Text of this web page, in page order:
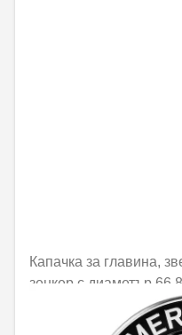
Капачка за главина,
зенкер с диаметър
25,21 € / 49,31 лв.